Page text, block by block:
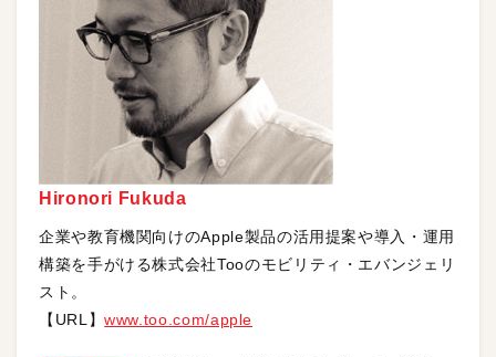
Hironori Fukuda
企業や教育機関向けのApple製品の活用提案や導入・運用
構築を手がける株式会社Tooのモビリティ・エバンジェリ
スト。
【URL】www.too.com/apple